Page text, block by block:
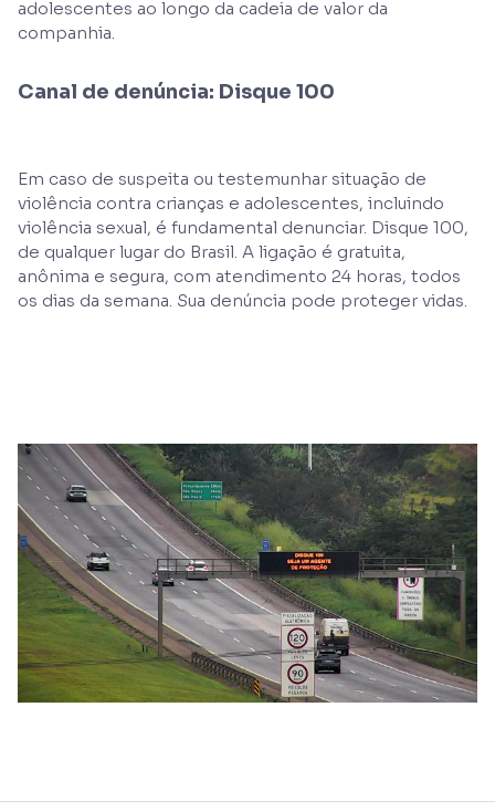
adolescentes ao longo da cadeia de valor da
companhia.
Canal de denúncia: Disque 100
Em caso de suspeita ou testemunhar situação de
violência contra crianças e adolescentes, incluindo
violência sexual, é fundamental denunciar. Disque 100,
de qualquer lugar do Brasil. A ligação é gratuita,
anônima e segura, com atendimento 24 horas, todos
os dias da semana. Sua denúncia pode proteger vidas.